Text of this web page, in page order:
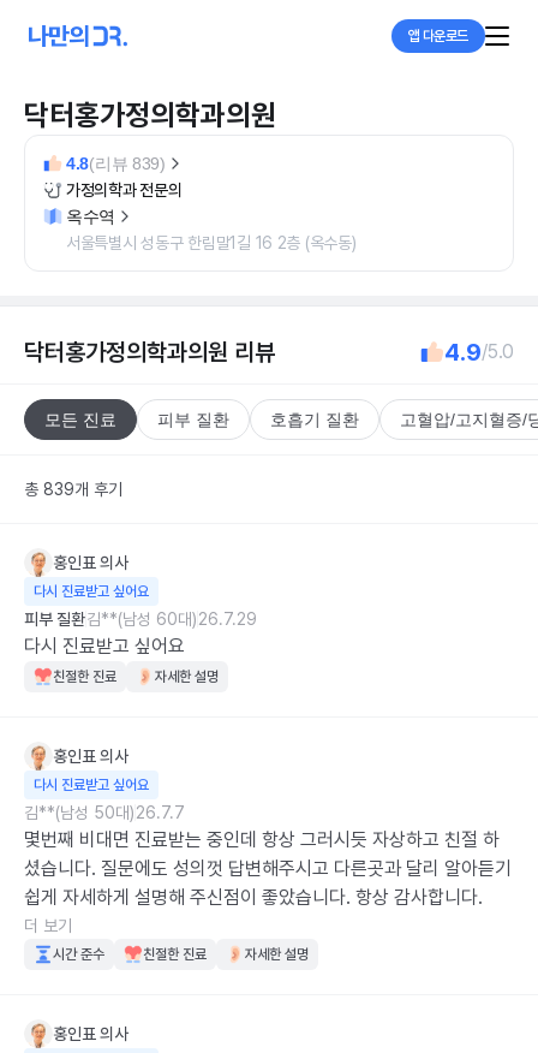
앱 다운로드
닥터홍가정의학과의원
4.8(리뷰 839)
가정의학과 전문의
옥수역
서울특별시 성동구 한림말1길 16 2층 (옥수동)
닥터홍가정의학과의원 리뷰 4.9/5.0
모든 진료 피부 질환 호흡기 질환 고혈압/고지혈증/
총 839개 후기
홍인표 의사
다시 진료받고 싶어요
피부 질환김**(남성 60대)26.7.29
다시 진료받고 싶어요
친절한 진료 자세한 설명
홍인표 의사
다시 진료받고 싶어요
김**(남성 50대)26.7.7
몇번째 비대면 진료받는 중인데 항상 그러시듯 자상하고 친절 하
셨습니다. 질문에도 성의껏 답변해주시고 다른곳과 달리 알아듣기
쉽게 자세하게 설명해 주신점이 좋았습니다. 항상 감사합니다.
더 보기
시간 준수 친절한 진료 자세한 설명
홍인표 의사